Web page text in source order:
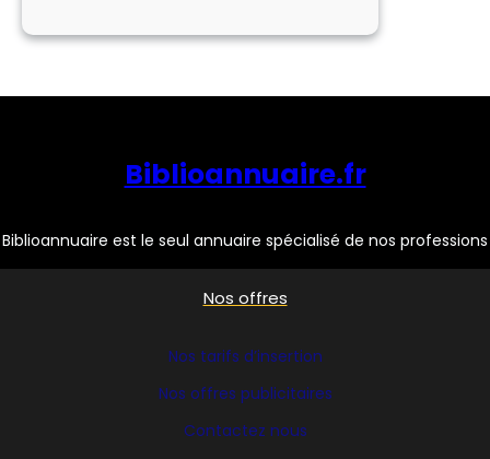
ex
BIBLIOTHEQUES
Biblioannuaire.fr
Biblioannuaire est le seul annuaire spécialisé de nos professions
Nos offres
Nos tarifs d’insertion
Nos offres publicitaires
Contactez nous